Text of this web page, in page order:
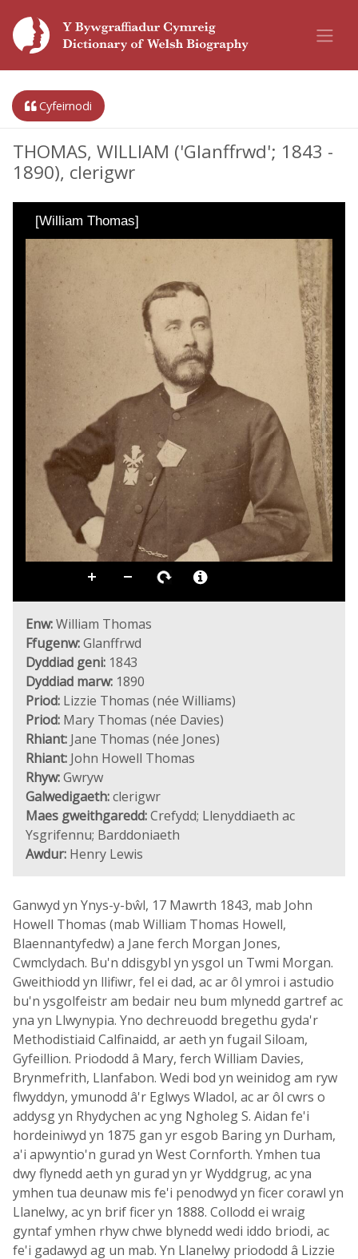
Cyfeirnodi
THOMAS, WILLIAM ('Glanffrwd'; 1843 -
1890), clerigwr
[William Thomas]
Enw:William Thomas
Ffugenw:Glanffrwd
Dyddiad geni: 1843
Dyddiad marw: 1890
Priod: Lizzie Thomas (née Williams)
Priod: Mary Thomas (née Davies)
Rhiant: Jane Thomas (née Jones)
Rhiant: John Howell Thomas
Rhyw:Gwryw
Galwedigaeth:clerigwr
Maes gweithgaredd:Crefydd; Llenyddiaeth ac
Ysgrifennu; Barddoniaeth
Awdur: Henry Lewis
Ganwyd yn Ynys-y-bŵl, 17 Mawrth 1843, mab John
Howell Thomas (mab William Thomas Howell,
Blaennantyfedw) a Jane ferch Morgan Jones,
Cwmclydach. Bu'n ddisgybl yn ysgol un Twmi Morgan.
Gweithiodd yn llifiwr, fel ei dad, ac ar ôl ymroi i astudio
bu'n ysgolfeistr am bedair neu bum mlynedd gartref ac
yna yn Llwynypia. Yno dechreuodd bregethu gyda'r
Methodistiaid Calfinaidd, ar aeth yn fugail Siloam,
Gyfeillion. Priododd â Mary, ferch William Davies,
Brynmefrith, Llanfabon. Wedi bod yn weinidog am ryw
flwyddyn, ymunodd â'r Eglwys Wladol, ac ar ôl cwrs o
addysg yn Rhydychen ac yng Ngholeg S. Aidan fe'i
hordeiniwyd yn 1875 gan yr esgob Baring yn Durham,
a'i apwyntio'n gurad yn West Cornforth. Ymhen tua
dwy flynedd aeth yn gurad yn yr Wyddgrug, ac yna
ymhen tua deunaw mis fe'i penodwyd yn ficer corawl yn
Llanelwy, ac yn brif ficer yn 1888. Collodd ei wraig
gyntaf ymhen rhyw chwe blynedd wedi iddo briodi, ac
fe'i gadawyd ag un mab. Yn Llanelwy priododd â Lizzie